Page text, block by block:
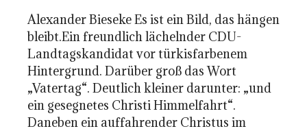
Alexander Bieseke Es ist ein Bild, das hängen
bleibt.Ein freundlich lächelnder CDU-
Landtagskandidat vor türkisfarbenem
Hintergrund. Darüber groß das Wort
„Vatertag“. Deutlich kleiner darunter: „und
ein gesegnetes Christi Himmelfahrt“.
Daneben ein auffahrender Christus im